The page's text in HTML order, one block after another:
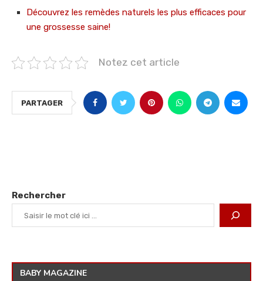
Découvrez les remèdes naturels les plus efficaces pour
une grossesse saine!
Notez cet article
PARTAGER
Rechercher
BABY MAGAZINE